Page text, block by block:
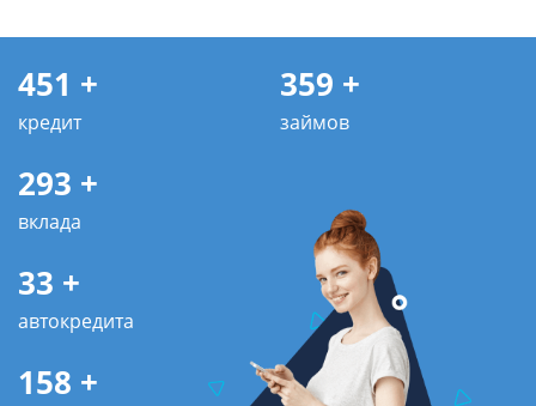
451 +
кредит
359 +
займов
293 +
вклада
33 +
автокредита
158 +